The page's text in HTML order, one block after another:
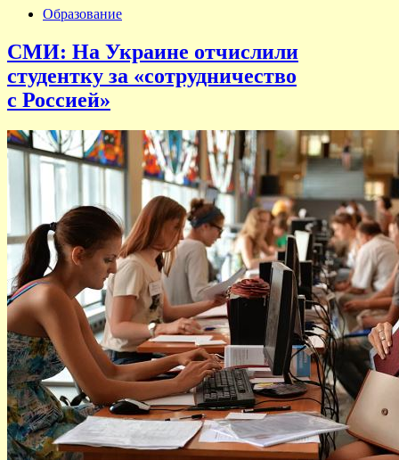
Образование
СМИ: На Украине отчислили
студентку за «сотрудничество
с Россией»